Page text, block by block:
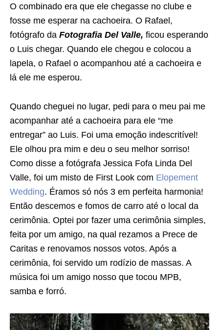
O combinado era que ele chegasse no clube e
fosse me esperar na cachoeira. O Rafael,
fotógrafo da Fotografia Del Valle, ficou esperando
o Luis chegar. Quando ele chegou e colocou a
lapela, o Rafael o acompanhou até a cachoeira e
lá ele me esperou.
Quando cheguei no lugar, pedi para o meu pai me
acompanhar até a cachoeira para ele “me
entregar” ao Luis. Foi uma emoção indescritível!
Ele olhou pra mim e deu o seu melhor sorriso!
Como disse a fotógrafa Jessica Fofa Linda Del
Valle, foi um misto de First Look com Elopement
Wedding. Éramos só nós 3 em perfeita harmonia!
Então descemos e fomos de carro até o local da
cerimônia. Optei por fazer uma cerimônia simples,
feita por um amigo, na qual rezamos a Prece de
Caritas e renovamos nossos votos. Após a
cerimônia, foi servido um rodízio de massas. A
música foi um amigo nosso que tocou MPB,
samba e forró.